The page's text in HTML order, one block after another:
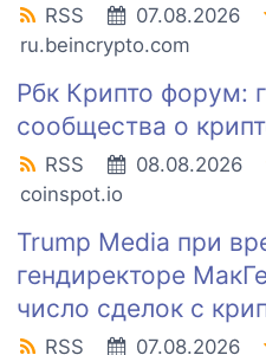
RSS 07.08.2026
ru.beincrypto.com
Рбк Крипто форум:
сообщества о
RSS 08.08.2026
coinspot.io
Trump Media при
гендиректоре
число сделок с
RSS 07.08.2026